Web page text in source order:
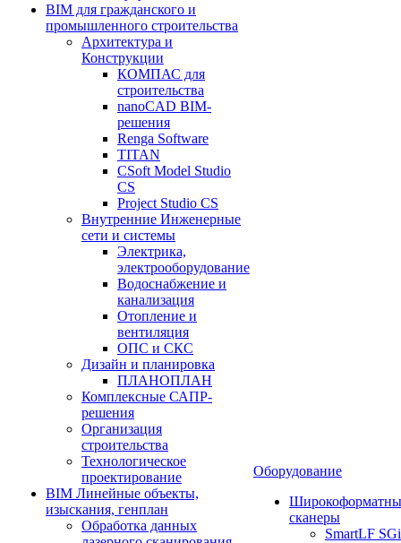
BIM для гражданского и
промышленного строительства
Архитектура и
Конструкции
КОМПАС для
строительства
nanoCAD BIM-
решения
Renga Software
TITAN
CSoft Model Studio
CS
Project Studio CS
Внутренние Инженерные
сети и системы
Электрика,
электрооборудование
Водоснабжение и
канализация
Отопление и
вентиляция
ОПС и СКС
Дизайн и планировка
ПЛАНОПЛАН
Комплексные САПР-
решения
Организация
строительства
Технологическое
проектирование
BIM Линейные объекты,
изыскания, генплан
Обработка данных
Оборудование
сканеры
SmartLF SGi